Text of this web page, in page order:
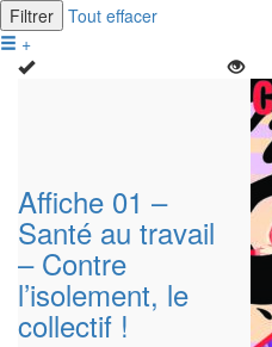
Filtrer Tout effacer
+
Affiche 01 –
Santé au travail
– Contre
l’isolement, le
collectif !